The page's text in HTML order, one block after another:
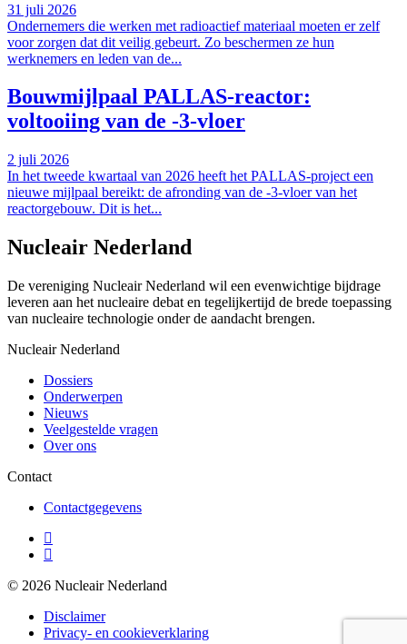
31 juli 2026
Ondernemers die werken met radioactief materiaal moeten er zelf
voor zorgen dat dit veilig gebeurt. Zo beschermen ze hun
werknemers en leden van de...
Bouwmijlpaal PALLAS-reactor:
voltooiing van de -3-vloer
2 juli 2026
In het tweede kwartaal van 2026 heeft het PALLAS-project een
nieuwe mijlpaal bereikt: de afronding van de -3-vloer van het
reactorgebouw. Dit is het...
Nucleair Nederland
De vereniging Nucleair Nederland wil een evenwichtige bijdrage
leveren aan het nucleaire debat en tegelijkertijd de brede toepassing
van nucleaire technologie onder de aandacht brengen.
Nucleair Nederland
Dossiers
Onderwerpen
Nieuws
Veelgestelde vragen
Over ons
Contact
Contactgegevens
© 2026 Nucleair Nederland
Disclaimer
Privacy- en cookieverklaring